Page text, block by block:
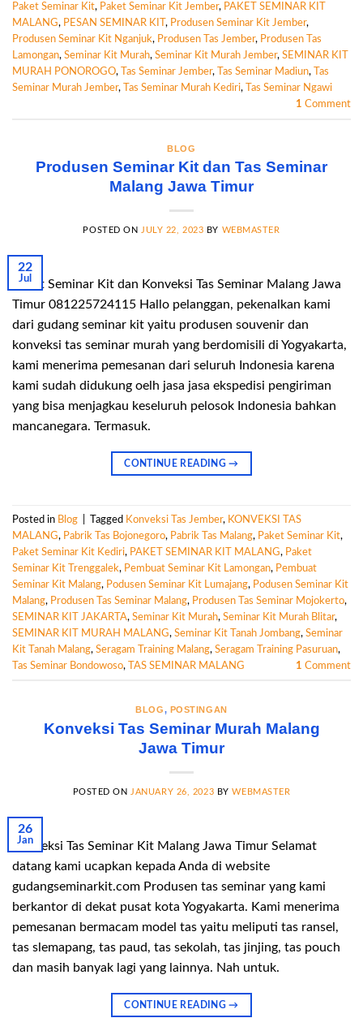
Paket Seminar Kit, Paket Seminar Kit Jember, PAKET SEMINAR KIT
MALANG, PESAN SEMINAR KIT , Produsen Seminar Kit Jember,
Produsen Seminar Kit Nganjuk, Produsen Tas Jember, Produsen Tas
Lamongan, Seminar Kit Murah, Seminar Kit Murah Jember, SEMINAR KIT
MURAH PONOROGO, Tas Seminar Jember, Tas Seminar Madiun,
Tas
Seminar Murah Jember, Tas Seminar Murah Kediri,
Tas Seminar Ngawi
1 Comment
BLOG
Produsen Seminar Kit dan Tas Seminar
Malang Jawa Timur
POSTED ONJULY 22, 2023 BY WEBMASTER
22
Jul
Paket Seminar Kit dan Konveksi Tas Seminar Malang Jawa
Timur 081225724115 Hallo pelanggan, pekenalkan kami
dari gudang seminar kit yaitu produsen souvenir dan
konveksi tas seminar murah yang berdomisili di Yogyakarta,
kami menerima pemesanan dari seluruh Indonesia karena
kami sudah didukung oelh jasa jasa ekspedisi pengiriman
yang bisa menjagkau keseluruh pelosok Indonesia bahkan
mancanegara. Termasuk.
CONTINUE READING→
Posted in Blog Tagged Konveksi Tas Jember, KONVEKSI TAS
MALANG, Pabrik Tas Bojonegoro, Pabrik Tas Malang, Paket Seminar Kit,
Paket Seminar Kit Kediri, PAKET SEMINAR KIT MALANG, Paket
Seminar Kit Trenggalek, Pembuat Seminar Kit Lamongan, Pembuat
Seminar Kit Malang, Podusen Seminar Kit Lumajang, Podusen Seminar Kit
Malang, Produsen Tas Seminar Malang, Produsen Tas Seminar Mojokerto,
SEMINAR KIT JAKARTA, Seminar Kit Murah, Seminar Kit Murah Blitar,
SEMINAR KIT MURAH MALANG, Seminar Kit Tanah Jombang, Seminar
Kit Tanah Malang, Seragam Training Malang, Seragam Training Pasuruan,
Tas Seminar Bondowoso, TAS SEMINAR MALANG 1 Comment
BLOG, POSTINGAN
Konveksi Tas Seminar Murah Malang
Jawa Timur
POSTED ON JANUARY 26, 2023 BYWEBMASTER
26
Jan
Konveksi Tas Seminar Kit Malang Jawa Timur Selamat
datang kami ucapkan kepada Anda di website
gudangseminarkit.com Produsen tas seminar yang kami
berkantor di dekat pusat kota Yogyakarta. Kami menerima
pemesanan bermacam model tas yaitu meliputi tas ransel,
tas slemapang, tas paud, tas sekolah, tas jinjing, tas pouch
dan masih banyak lagi yang lainnya. Nah untuk.
CONTINUE READING→